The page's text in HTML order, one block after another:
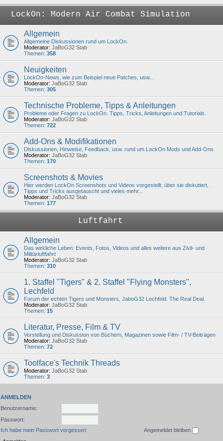
LockOn: Modern Air Combat Simulation
Allgemein
Allgemeine Diskussionen rund um LockOn.
Moderator: JaBoG32 Stab
Themen: 358
Neuigkeiten
LockOn-News, wie zum Beispiel neue Patches, usw...
Moderator: JaBoG32 Stab
Themen: 305
Technische Probleme, Tipps & Anleitungen
Probleme oder Fragen zu LockOn. Tipps, Tricks, Anleitungen und Tutorials.
Moderator: JaBoG32 Stab
Themen: 722
Add-Ons & Modifikationen
Diskussionen, Hinweise, Feedback, usw. rund um LockOn Mods und Add-Ons.
Moderator: JaBoG32 Stab
Themen: 170
Screenshots & Movies
Hier werden LockOn Screenshots und Videos vorgestellt, über sie diskutiert,
Tipps und Tricks ausgetauscht und vieles mehr...
Moderator: JaBoG32 Stab
Themen: 177
Luftfahrt
Allgemein
Das wirkliche Leben: Events, Fotos, Videos und alles weitere aus Zivil- und
Militärluftfahrt
Moderator: JaBoG32 Stab
Themen: 310
1. Staffel "Tigers" & 2. Staffel "Flying Monsters",
Lechfeld
Forum der echten Tigers und Monsters, JaboG32 Lechfeld. The Real Deal.
Moderator: JaBoG32 Stab
Themen: 15
Literatur, Presse, Film & TV
Vorstellung und Diskussion von Büchern, Magazinen sowie Film- / TV-Beiträgen
Moderator: JaBoG32 Stab
Themen: 72
Toolface's Technik Threads
Moderator: JaBoG32 Stab
Themen: 3
ANMELDEN
Benutzername:
Passwort:
Ich habe mein Passwort vergessen
Angemeldet bleiben